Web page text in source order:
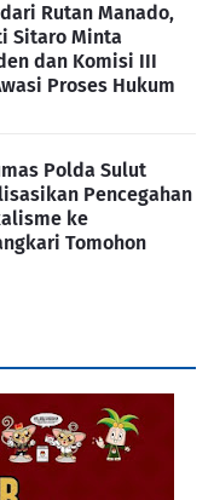
Rutan Manado,
Sitaro Minta
dan Komisi III
Proses Hukum
Polda Sulut
Pencegahan
ke
Tomohon